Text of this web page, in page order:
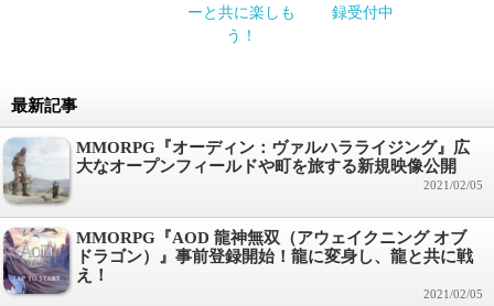
ーと共に楽しも
う！
録受付中
最新記事
MMORPG『オーディン：ヴァルハラライジング』広
大なオープンフィールドや町を旅する新規映像公開
2021/02/05
MMORPG『AOD 龍神無双（アウェイクニング オブ
ドラゴン）』事前登録開始！龍に変身し、龍と共に戦
え！
2021/02/05